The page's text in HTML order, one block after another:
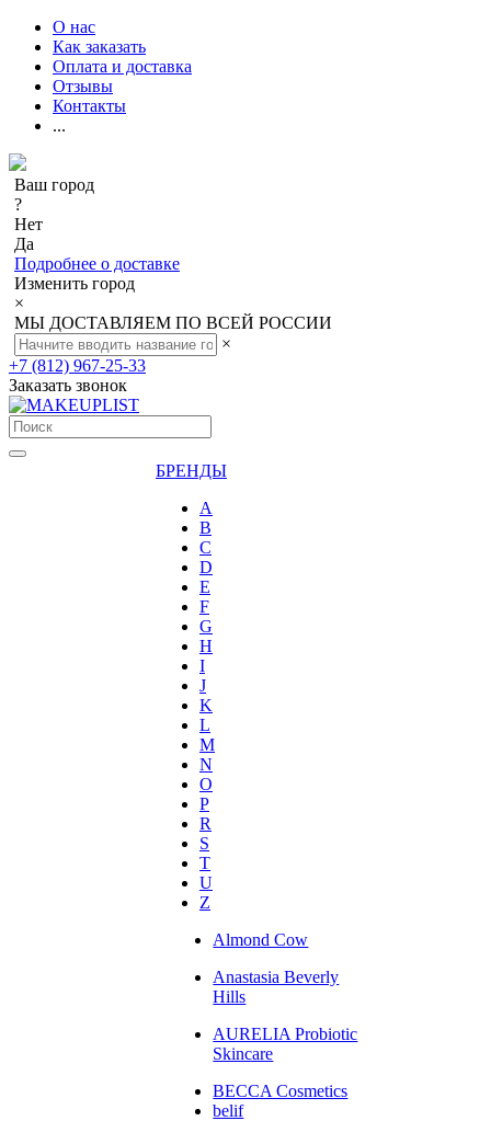
О нас
Как заказать
Оплата и доставка
Отзывы
Контакты
...
Ваш город
?
Нет
Да
Подробнее о доставке
Изменить город
×
МЫ ДОСТАВЛЯЕМ ПО ВСЕЙ РОССИИ
×
+7 (812) 967-25-33
Заказать звонок
БРЕНДЫ
A
B
C
D
E
F
G
H
I
J
K
L
M
N
O
P
R
S
T
U
Z
Almond Cow
Anastasia Beverly
Hills
AURELIA Probiotic
Skincare
BECCA Cosmetics
belif